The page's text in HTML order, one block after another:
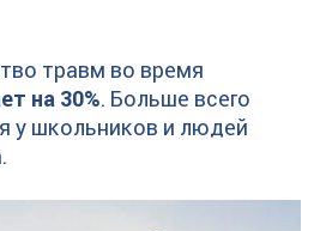
травм во время
на 30%. Больше всего
у школьников и людей